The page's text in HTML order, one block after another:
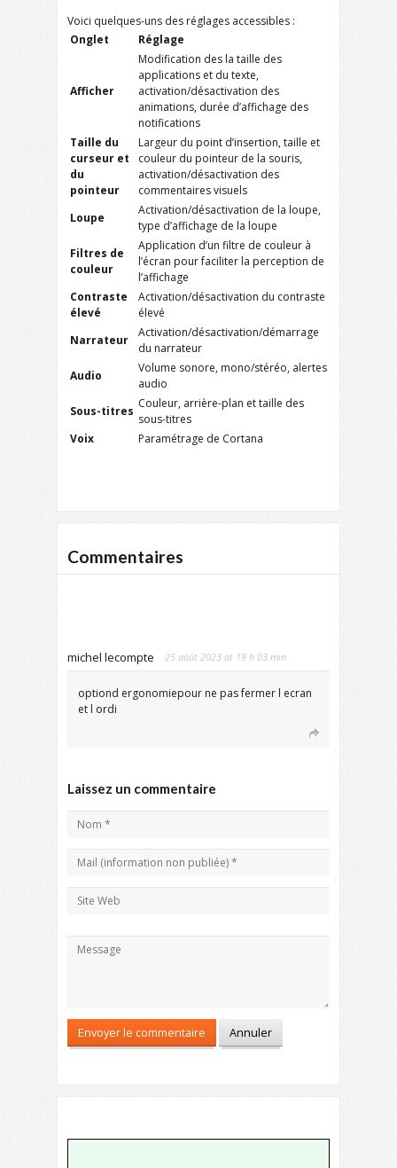
Voici quelques-uns des réglages accessibles :
Onglet
Réglage
Afficher
Modification des la taille des
applications et du texte,
activation/désactivation des
animations, durée d’affichage des
notifications
Taille du
curseur et
du
pointeur
Largeur du point d’insertion, taille et
couleur du pointeur de la souris,
activation/désactivation des
commentaires visuels
Loupe
Activation/désactivation de la loupe,
type d’affichage de la loupe
Filtres de
couleur
Application d’un filtre de couleur à
l’écran pour faciliter la perception de
l’affichage
Contraste
élevé
Activation/désactivation du contraste
élevé
Narrateur
Activation/désactivation/démarrage
du narrateur
Audio
Volume sonore, mono/stéréo, alertes
audio
Sous-titres
Couleur, arrière-plan et taille des
sous-titres
Voix
Paramétrage de Cortana
Commentaires
michel lecompte 25 août 2023 at 19 h 03 min
optiond ergonomiepour ne pas fermer l ecran
et l ordi
Laissez un commentaire